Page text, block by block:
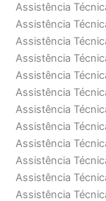
Assistência
Assistência
Assistência
Assistência
Assistência
Assistência
Assistência
Assistência
Assistência
Assistência
Assistência
Assistência